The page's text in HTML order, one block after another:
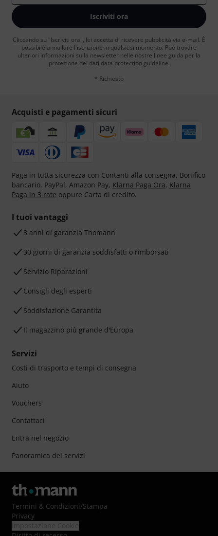
Iscriviti ora
Cliccando su "Iscriviti ora", lei accetta di ricevere pubblicità via e-mail. È
possibile annullare l'iscrizione in qualsiasi momento. Può trovare
ulteriori informazioni sulla newsletter nelle nostre linee guida per la
protezione dei dati data protection guideline.
* Richiesto
Acquisti e pagamenti sicuri
Paga in tutta sicurezza con Contanti alla consegna, Bonifico
bancario, PayPal, Amazon Pay, Klarna Paga Ora, Klarna
Paga in 3 rate oppure Carta di credito.
I tuoi vantaggi
3 anni di garanzia Thomann
30 giorni di garanzia soddisfatti o rimborsati
Servizio Riparazioni
Consigli degli esperti
Soddisfazione Garantita
Il magazzino più grande d'Europa
Servizi
Costi di trasporto e tempi di consegna
Aiuto
Vouchers
Contattaci
Entra nel negozio
Panoramica dei servizi
Termini & Condizioni/Stampa
Privacy